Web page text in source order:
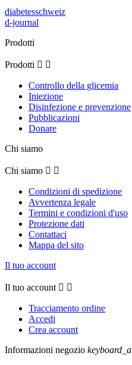
diabetesschweiz
d-journal
Prodotti
Prodotti  
Controllo della glicemia
Iniezione
Disinfezione e prevenzione
Pubblicazioni
Donare
Chi siamo
Chi siamo  
Condizioni di spedizione
Avvertenza legale
Termini e condizioni d'uso
Protezione dati
Contattaci
Mappa del sito
Il tuo account
Il tuo account  
Tracciamento ordine
Accedi
Crea account
Informazioni negozio